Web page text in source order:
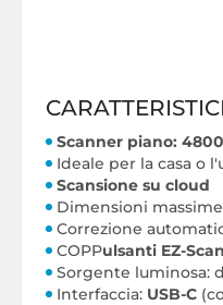
Scanner piano:
Ideale per la casa o
Scansione su cloud
Dimensioni
Correzione
COPPulsanti EZ-Scan
Sorgente luminosa:
Interfaccia: USB-C